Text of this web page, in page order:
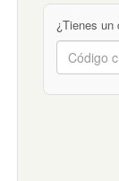
¿Tienes un